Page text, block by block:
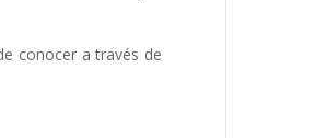
conocer a través de